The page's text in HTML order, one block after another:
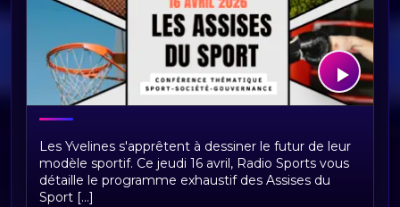
Assises du Sport Yvelinois 2026 : Le
programme complet de la journée du
16 avril
Les Yvelines s'apprêtent à dessiner le futur de leur
modèle sportif. Ce jeudi 16 avril, Radio Sports vous
détaille le programme exhaustif des Assises du
Sport [...]